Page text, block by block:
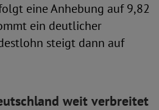
eine Anhebung auf 9,82
ein deutlicher
steigt dann auf
weit verbreitet